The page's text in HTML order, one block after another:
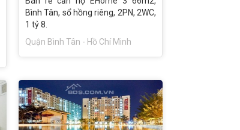
Bình Tân, sổ hồng riêng, 2PN, 2WC,
1 tỷ 8.
Quận Bình Tân - Hồ Chí Minh